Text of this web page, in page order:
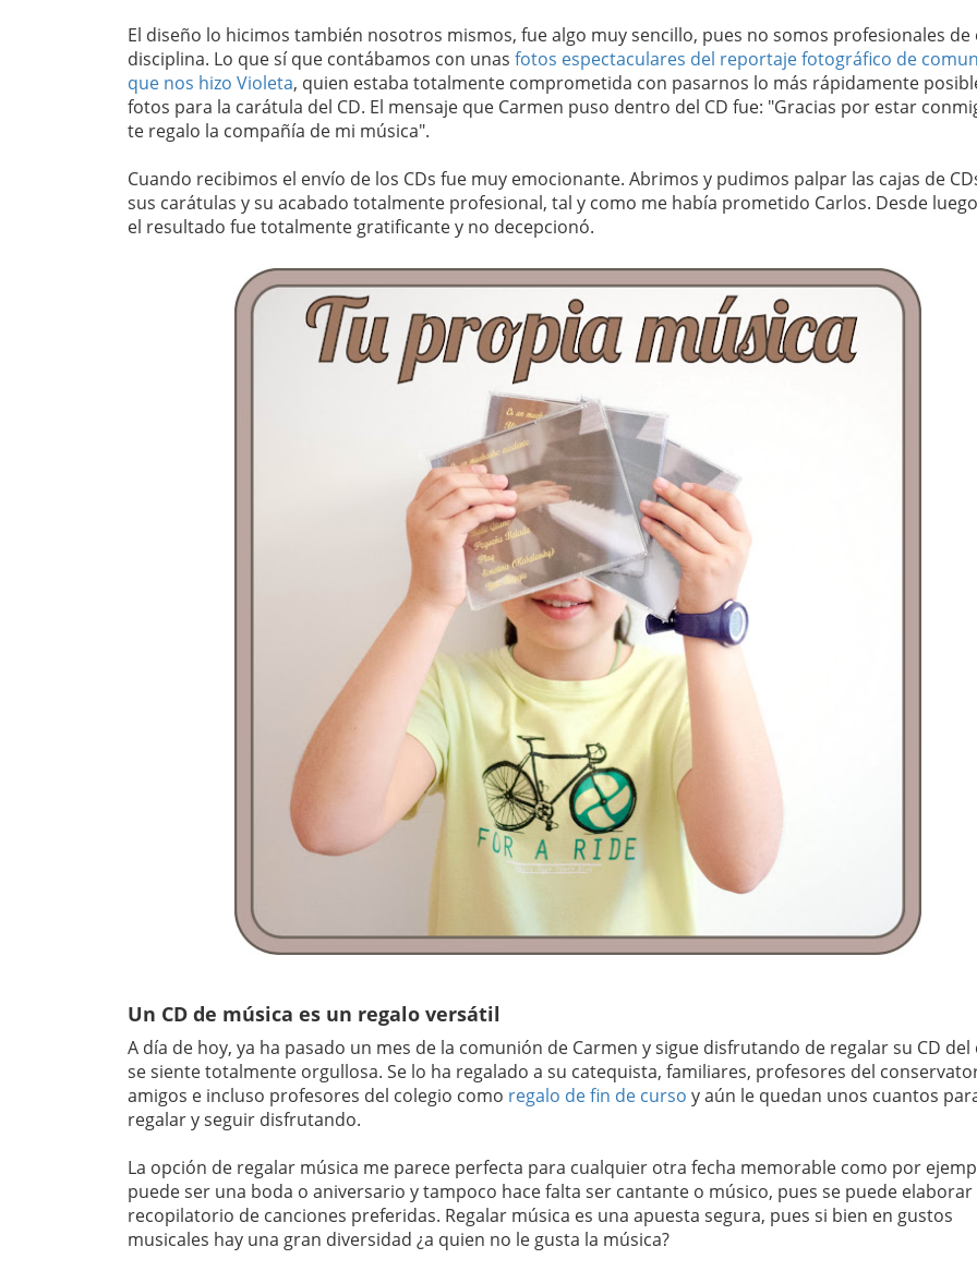
El diseño lo hicimos también nosotros mismos, fue algo muy sencillo, pues no somos profesionales de
disciplina. Lo que sí que contábamos con unas fotos espectaculares del reportaje fotográfico de
que nos hizo Violeta, quien estaba totalmente comprometida con pasarnos lo más rápidamente
fotos para la carátula del CD. El mensaje que Carmen puso dentro del CD fue: "Gracias por estar
te regalo la compañía de mi música".
Cuando recibimos el envío de los CDs fue muy emocionante. Abrimos y pudimos palpar las cajas de
sus carátulas y su acabado totalmente profesional, tal y como me había prometido Carlos. Desde
el resultado fue totalmente gratificante y no decepcionó.
Un CD de música es un regalo versátil
A día de hoy, ya ha pasado un mes de la comunión de Carmen y sigue disfrutando de regalar su CD del
se siente totalmente orgullosa. Se lo ha regalado a su catequista, familiares, profesores del
amigos e incluso profesores del colegio como regalo de fin de curso y aún le quedan unos cuantos
regalar y seguir disfrutando.
La opción de regalar música me parece perfecta para cualquier otra fecha memorable como por
puede ser una boda o aniversario y tampoco hace falta ser cantante o músico, pues se puede
recopilatorio de canciones preferidas. Regalar música es una apuesta segura, pues si bien en gustos
musicales hay una gran diversidad ¿a quien no le gusta la música?